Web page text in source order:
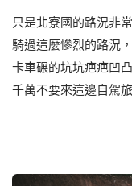
只是北寮國的路況非
騎過這麼慘烈的路況
卡車碾的坑坑疤疤凹
千萬不要來這邊自駕